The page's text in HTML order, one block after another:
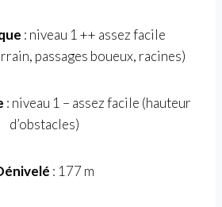
: niveau 1 ++ assez facile
passages boueux, racines)
: niveau 1 – assez facile (hauteur
d’obstacles)
: 177 m